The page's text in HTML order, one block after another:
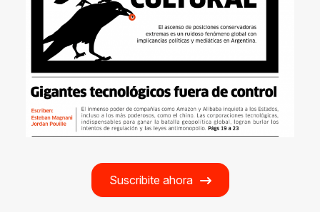
Suscribite ahora